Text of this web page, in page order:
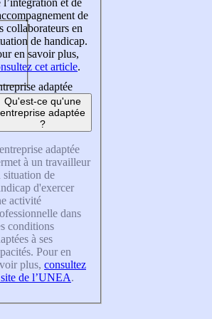
de
collaborateurs en
de handicap.
en savoir plus,
cet article.
adaptée
Qu'est-ce qu'une
entreprise adaptée
?
adaptée
à un travailleur
situation de
d'exercer
activité
dans
conditions
à ses
Pour en
plus, consultez
de l’UNEA.